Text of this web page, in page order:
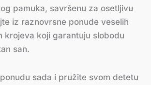
pamuka, savršenu za osetljivu
iz raznovrsne ponude veselih
krojeva koji garantuju slobodu
san.
sada i pružite svom detetu